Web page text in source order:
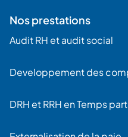
Nos prestations
Audit RH et audit social
Developpement des
DRH et RRH en Temps